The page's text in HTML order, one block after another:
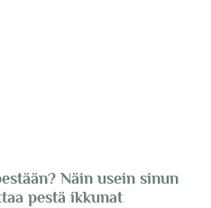
Näin usein sinun
pestä ikkunat